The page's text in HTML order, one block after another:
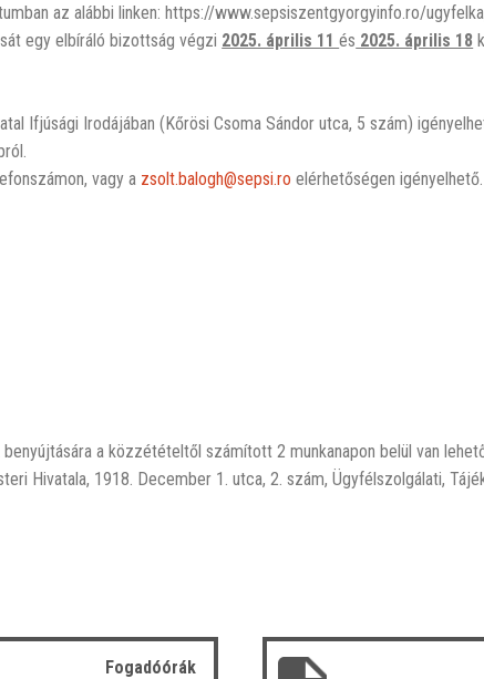
az alábbi linken: https://www.sepsiszentgyorgyinfo.ro/
egy elbíráló bizottság végzi 2025. április 11és 2025. április 18
Ifjúsági Irodájában (Kőrösi Csoma Sándor utca, 5 szám)
vagy a zsolt.balogh@sepsi.ro elérhetőségen igényelhető.
a közzétételtől számított 2 munkanapon belül van
Hivatala, 1918. December 1. utca, 2. szám, Ügyfélszolgálati,
Fogadóórák